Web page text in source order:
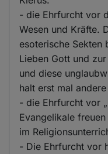
- die Ehrfurcht vor
Wesen und Kräfte.
esoterische Sekten
Lieben Gott und
und diese
halt erst mal
- die Ehrfurcht vor
Evangelikale
im
- Die Ehrfurcht vor
und
Cookies